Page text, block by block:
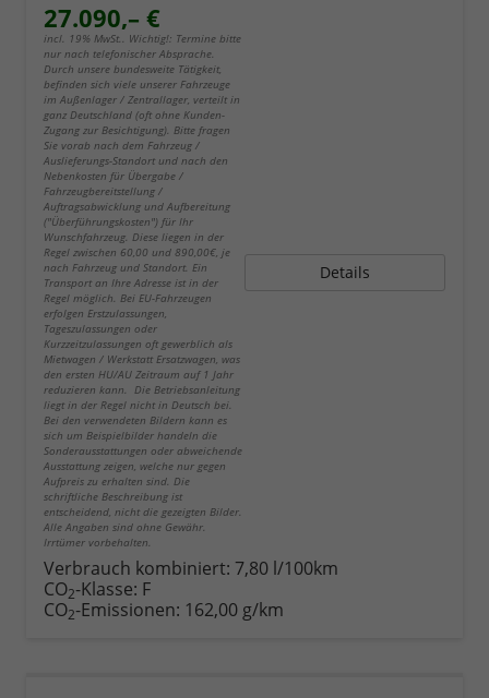
27.090,– €
incl. 19% MwSt.. Wichtig!: Termine bitte
nur nach telefonischer Absprache.
Durch unsere bundesweite Tätigkeit,
befinden sich viele unserer Fahrzeuge
im Außenlager / Zentrallager, verteilt in
ganz Deutschland (oft ohne Kunden-
Zugang zur Besichtigung). Bitte fragen
Sie vorab nach dem Fahrzeug /
Auslieferungs-Standort und nach den
Nebenkosten für Übergabe /
Fahrzeugbereitstellung /
Auftragsabwicklung und Aufbereitung
("Überführungskosten") für Ihr
Wunschfahrzeug. Diese liegen in der
Regel zwischen 60,00 und 890,00€, je
nach Fahrzeug und Standort. Ein
Transport an Ihre Adresse ist in der
Regel möglich. Bei EU-Fahrzeugen
erfolgen Erstzulassungen,
Tageszulassungen oder
Kurzzeitzulassungen oft gewerblich als
Mietwagen / Werkstatt Ersatzwagen, was
den ersten HU/AU Zeitraum auf 1 Jahr
reduzieren kann. Die Betriebsanleitung
liegt in der Regel nicht in Deutsch bei.
Bei den verwendeten Bildern kann es
sich um Beispielbilder handeln die
Sonderausstattungen oder abweichende
Ausstattung zeigen, welche nur gegen
Aufpreis zu erhalten sind. Die
schriftliche Beschreibung ist
entscheidend, nicht die gezeigten Bilder.
Alle Angaben sind ohne Gewähr.
Irrtümer vorbehalten.
Details
Verbrauch kombiniert: 7,80 l/100km
CO2-Klasse: F
CO2-Emissionen: 162,00 g/km